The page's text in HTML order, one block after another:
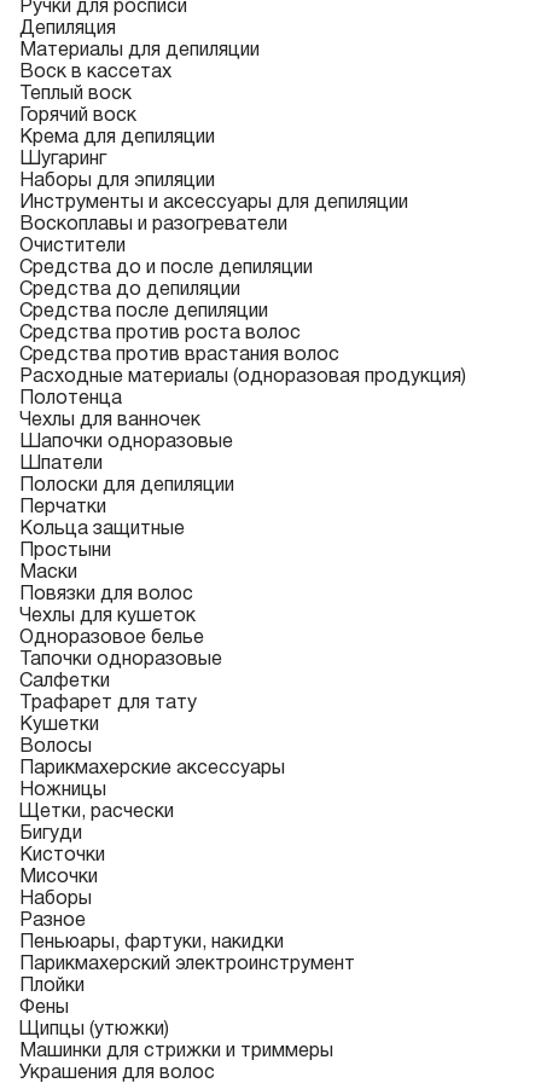
Ручки для росписи
Депиляция
Материалы для депиляции
Воск в кассетах
Теплый воск
Горячий воск
Крема для депиляции
Шугаринг
Наборы для эпиляции
Инструменты и аксессуары для депиляции
Воскоплавы и разогреватели
Очистители
Средства до и после депиляции
Средства до депиляции
Средства после депиляции
Средства против роста волос
Средства против врастания волос
Расходные материалы (одноразовая продукция)
Полотенца
Чехлы для ванночек
Шапочки одноразовые
Шпатели
Полоски для депиляции
Перчатки
Кольца защитные
Простыни
Маски
Повязки для волос
Чехлы для кушеток
Одноразовое белье
Тапочки одноразовые
Салфетки
Трафарет для тату
Кушетки
Волосы
Парикмахерские аксессуары
Ножницы
Щетки, расчески
Бигуди
Кисточки
Мисочки
Наборы
Разное
Пеньюары, фартуки, накидки
Парикмахерский электроинструмент
Плойки
Фены
Щипцы (утюжки)
Машинки для стрижки и триммеры
Украшения для волос